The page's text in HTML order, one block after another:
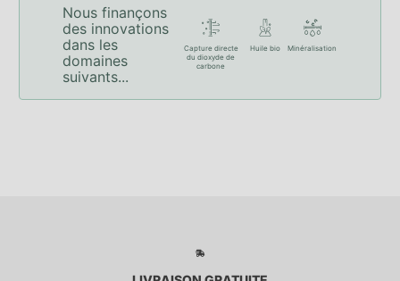
Nous finançons
des innovations
dans les
domaines
suivants...
Capture directe
du dioxyde de
carbone
Huile bio Minéralisation